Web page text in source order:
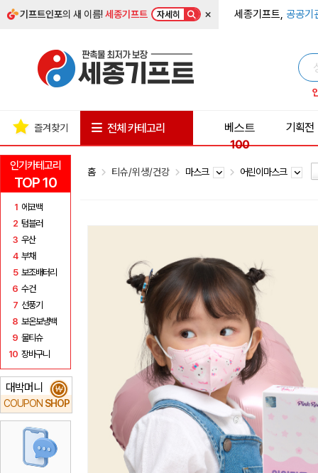
기프트인포의 새 이름!세종기프트 자세히 × 세종기프트, 공공기
인기카테고리
TOP 10
1 에코백
2 텀블러
3 우산
4 부채
5 보조배터리
6 수건
7 선풍기
8 보온보냉백
9 물티슈
10 장바구니
대박머니
COUPON SHOP
₩
즐겨찾기 전체 카테고리
베스트
100
기획전
홈 티슈/위생/건강 마스크 어린이마스크